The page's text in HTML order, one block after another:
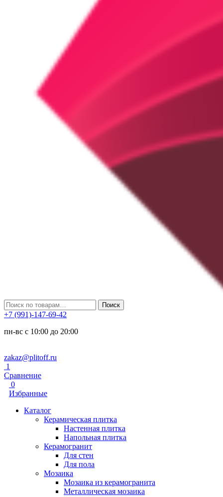
Искать: Поиск
+7 (991)-147-69-42
пн-вс с 10:00 до 20:00
zakaz@plitoff.ru
1
Сравнение
0
Избранные
Каталог
Керамическая плитка
Настенная плитка
Напольная плитка
Керамогранит
Для стен
Для пола
Мозаика
Мозаика из керамогранита
Металлическая мозаика